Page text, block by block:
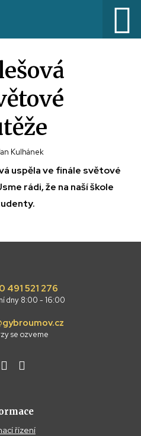
Kulhánek
uspěla ve finále světové
rádi, že na naší škole
491 521 276
dny 8:00 - 16:00
se ozveme
řízení